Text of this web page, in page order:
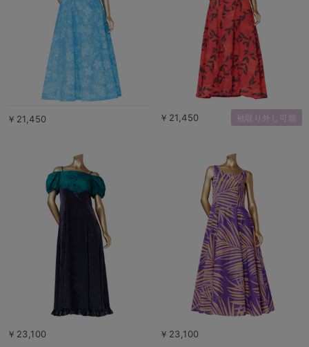
￥21,450 ￥21,450 袖取り外し可能
￥23,100 ￥23,100